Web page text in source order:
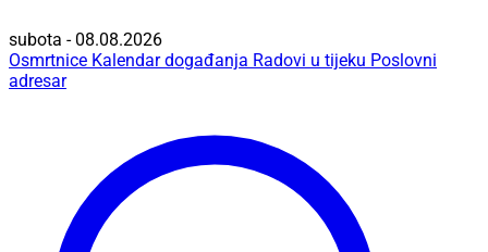
subota - 08.08.2026
Osmrtnice Kalendar događanja Radovi u tijeku Poslovni
adresar